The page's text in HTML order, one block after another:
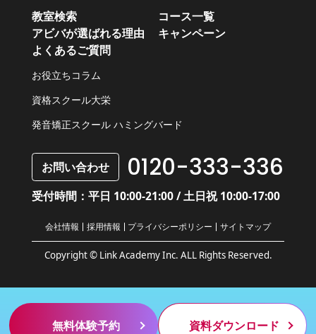
教室検索
コース一覧
アビバが選ばれる理由
キャンペーン
よくあるご質問
お役立ちコラム
資格スクール大栄
発音矯正スクール ハミングバード
お問い合わせ 0120-333-336
受付時間：平日 10:00-21:00 / 土日祝 10:00-17:00
Copyright © Link Academy Inc. ALL Rights Reserved.
会社情報 採用情報 プライバシーポリシー サイトマップ
無料体験予約 資料ダウンロード